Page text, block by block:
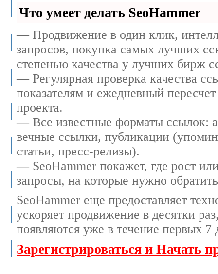
Что умеет делать SeoHammer
— Продвижение в один клик,
запросов, покупка самых лучших
степенью качества у лучших бирж
— Регулярная проверка качества
показателям и ежедневный пересчет
проекта.
— Все известные форматы ссылок:
вечные ссылки, публикации
статьи, пресс-релизы).
— SeoHammer покажет, где рост
запросы, на которые нужно
SeoHammer еще предоставляет
ускоряет продвижение в десятки
появляются уже в течение первых 7
Зарегистрироваться и Начать